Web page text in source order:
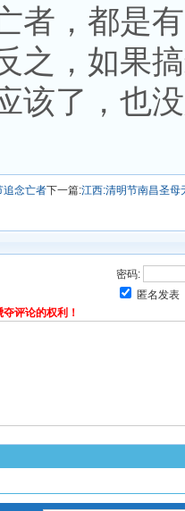
者，都是
之，如果
该了，也
追念亡者下一篇:江西:清明节南昌圣母
密码:
匿名发表
评论的权利！